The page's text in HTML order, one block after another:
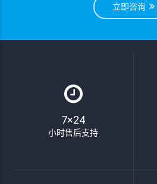
立即咨询
7×24
小时售后支持